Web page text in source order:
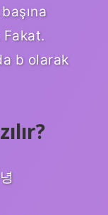
b olarak